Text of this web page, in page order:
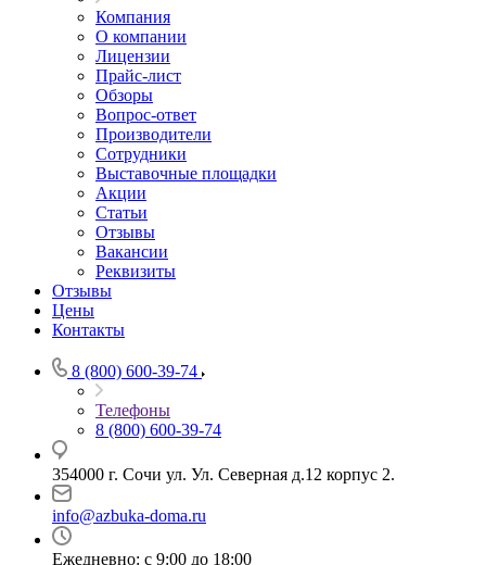
Компания
О компании
Лицензии
Прайс-лист
Обзоры
Вопрос-ответ
Производители
Сотрудники
Выставочные площадки
Акции
Статьи
Отзывы
Вакансии
Реквизиты
Отзывы
Цены
Контакты
8 (800) 600-39-74
Телефоны
8 (800) 600-39-74
354000 г. Сочи ул. Ул. Северная д.12 корпус 2.
info@azbuka-doma.ru
Ежедневно: с 9:00 до 18:00